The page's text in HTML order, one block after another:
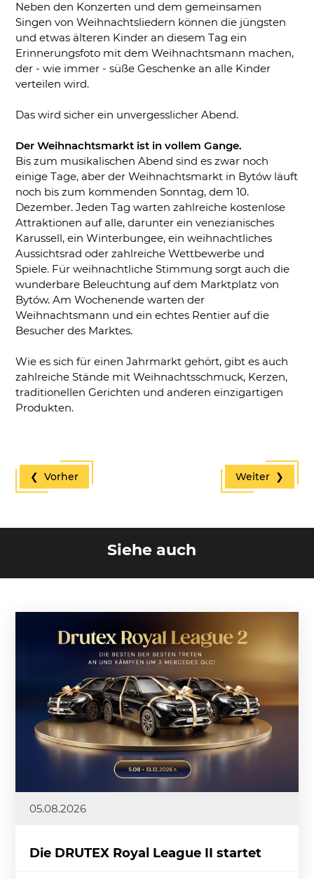
Neben den Konzerten und dem gemeinsamen
Singen von Weihnachtsliedern können die jüngsten
und etwas älteren Kinder an diesem Tag ein
Erinnerungsfoto mit dem Weihnachtsmann machen,
der - wie immer - süße Geschenke an alle Kinder
verteilen wird.
Das wird sicher ein unvergesslicher Abend.
Der Weihnachtsmarkt ist in vollem Gange.
Bis zum musikalischen Abend sind es zwar noch
einige Tage, aber der Weihnachtsmarkt in Bytów läuft
noch bis zum kommenden Sonntag, dem 10.
Dezember. Jeden Tag warten zahlreiche kostenlose
Attraktionen auf alle, darunter ein venezianisches
Karussell, ein Winterbungee, ein weihnachtliches
Aussichtsrad oder zahlreiche Wettbewerbe und
Spiele. Für weihnachtliche Stimmung sorgt auch die
wunderbare Beleuchtung auf dem Marktplatz von
Bytów. Am Wochenende warten der
Weihnachtsmann und ein echtes Rentier auf die
Besucher des Marktes.
Wie es sich für einen Jahrmarkt gehört, gibt es auch
zahlreiche Stände mit Weihnachtsschmuck, Kerzen,
traditionellen Gerichten und anderen einzigartigen
Produkten.
❮ Vorher Weiter ❯
Siehe auch
05.08.2026
Die DRUTEX Royal League II startet